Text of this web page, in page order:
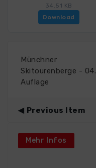
34.51 KB
Download
Münchner
Skitourenberge - 04.
Auflage
Previous Item
Mehr Infos